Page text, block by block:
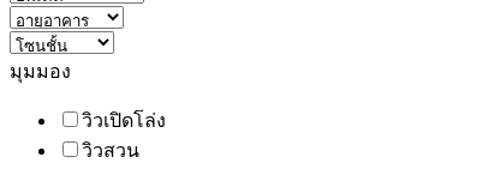
มุมมอง
วิวเปิดโล่ง
วิวสวน